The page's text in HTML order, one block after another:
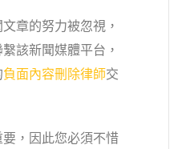
章的努力被忽視，
該新聞媒體平台，
負面內容刪除律師交
，因此您必須不惜